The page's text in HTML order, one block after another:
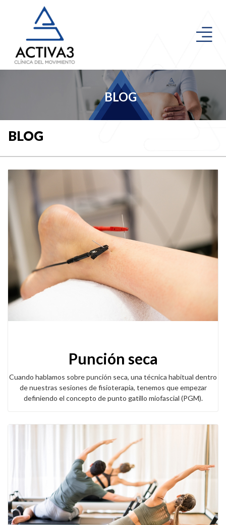
BLOG
BLOG
Punción seca
Cuando hablamos sobre punción seca, una técnica habitual dentro
de nuestras sesiones de fisioterapia, tenemos que empezar
definiendo el concepto de punto gatillo miofascial (PGM).